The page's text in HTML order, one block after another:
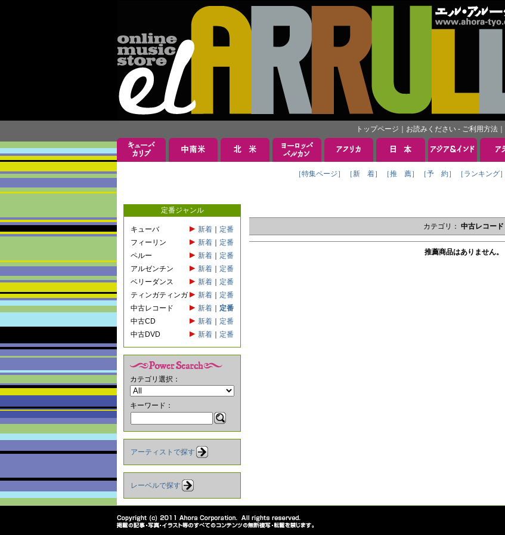
トップページ お読みください - ご利用方法
［特集ページ］ ［新 着］ ［推 薦］ ［予 約］ ［ランキング］
定番ジャンル
キューバ 新着
定番
フィーリン
新着
定番
ペルー
新着
定番
アルゼンチン
新着
定番
ベリーダンス
新着
定番
ティンガティンガ
新着
定番
中古レコード
新着
定番
中古CD
新着
定番
中古DVD
新着 定番
カテゴリ選択：
キーワード：
アーティストで探す
レーベルで探す
カテゴリ： 中古レコード
推薦商品はありません。